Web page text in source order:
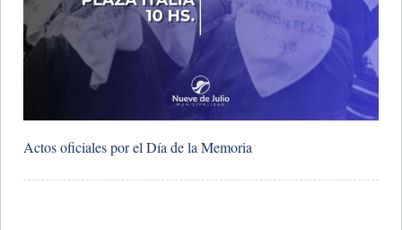
Actos oficiales por el Día de la Memoria